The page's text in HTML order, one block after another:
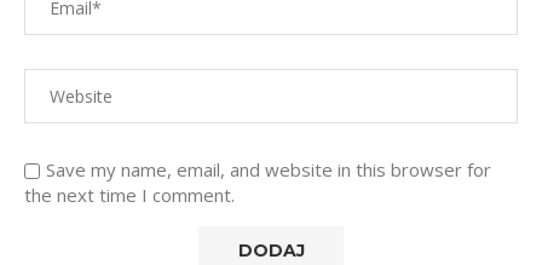
Save my name, email, and website in this browser for
the next time I comment.